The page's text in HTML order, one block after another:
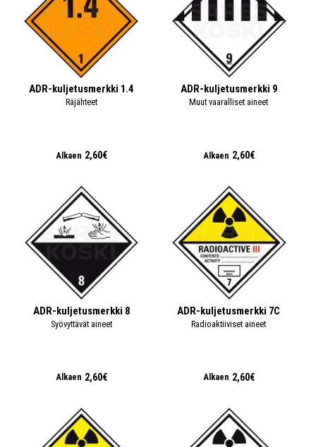
ADR-kuljetusmerkki 1.4
Räjähteet
Alkaen 2,60€
ADR-kuljetusmerkki 9
Muut vaaralliset aineet
Alkaen 2,60€
ADR-kuljetusmerkki 8
Syövyttävät aineet
Alkaen 2,60€
ADR-kuljetusmerkki 7C
Radioaktiiviset aineet
Alkaen 2,60€